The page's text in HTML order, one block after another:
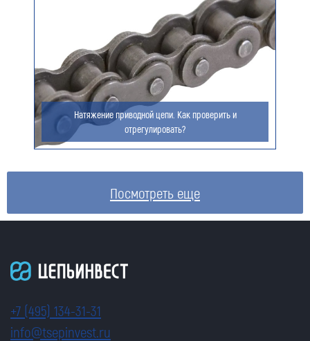
Натяжение приводной цепи. Как проверить и
отрегулировать?
Посмотреть еще
+7 (495) 134-31-31
info@tsepinvest.ru